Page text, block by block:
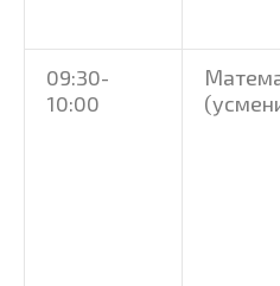
09:30-
10:00